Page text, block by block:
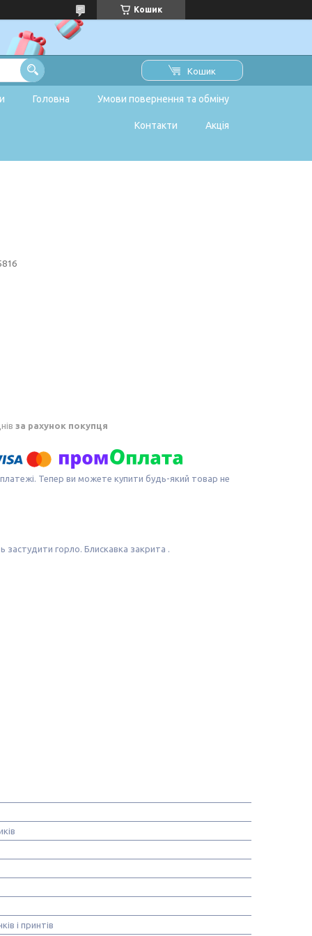
Кошик
Кошик
Головна Умови повернення та обміну
Контакти Акція
за рахунок покупця
платежі. Тепер ви можете купити будь-який товар не
горло. Блискавка закрита .
і принтів